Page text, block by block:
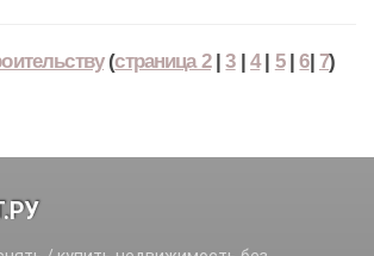
(страница 2|3|4| 5|6| 7)